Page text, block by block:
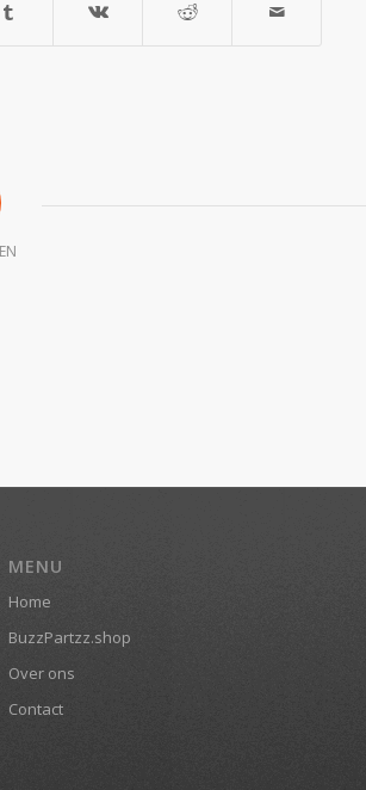
MENU
Home
BuzzPartzz.shop
Over ons
Contact